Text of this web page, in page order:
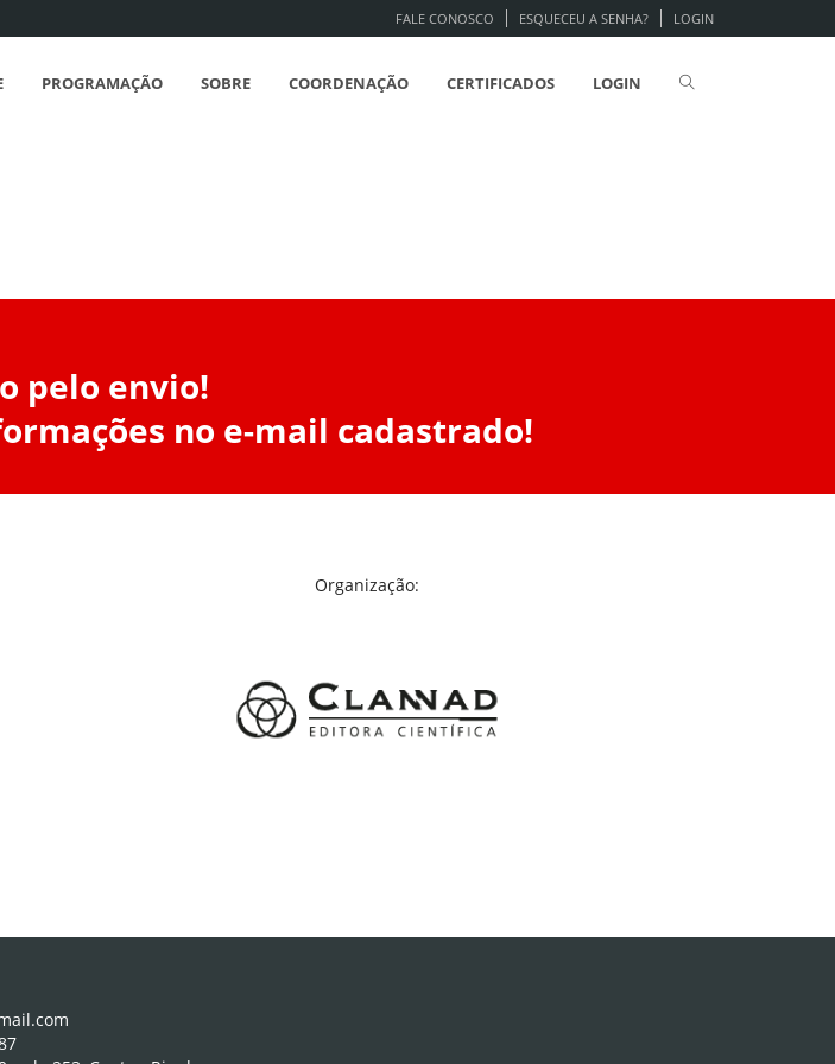
FALE CONOSCO ESQUECEU A SENHA? LOGIN
PROGRAMAÇÃO SOBRE COORDENAÇÃO CERTIFICADOS LOGIN
pelo envio!
no e-mail cadastrado!
Organização: